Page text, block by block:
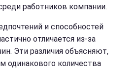
работников компании.
и способностей
отличается из-за
Эти различия объясняют,
одинакового количества